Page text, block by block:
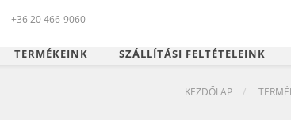
+36 20 466-9060
TERMÉKEINK SZÁLLÍTÁSI FELTÉTELEINK
KEZDŐLAP